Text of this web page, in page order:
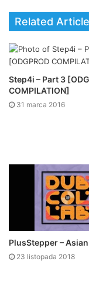
Related
Step4i – Part 3
COMPILATION]
31 marca 2016
PlusStepper –
23 listopada 2018